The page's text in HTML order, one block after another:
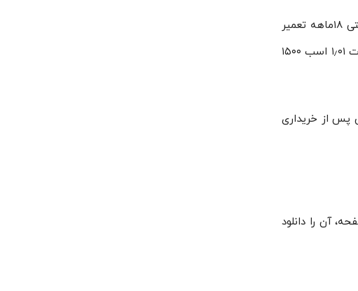
الکتروموتور الکتروژن ۰٫۷۵ کیلووات ۱٫۰۱ اسب ۱۵۰۰ دور ارائه شده توسط شرکت طرح و ساخت دامون، دارای گارانتی ۱۸ماهه تعمیر
است. این ویژگی می‌تواند یکی از اصلی‌ترین ویژگی‌هایی است که باعث می‌شود کاربران از الکتروموتور ۰٫۷۵ کیلووات ۱٫۰۱ اسب ۱۵۰۰
می‌توانید از گزینه ۷ روز مرجوعی اجناس پس از خریداری
آن را دانلود